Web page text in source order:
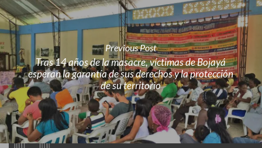
Previous Post
Tras 14 años de la masacre, víctimas de Bojayá
esperan la garantía de sus derechos y la protección
de su territorio